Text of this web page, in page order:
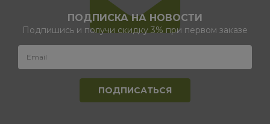
ПОДПИСКА НА НОВОСТИ
Подпишись и получи скидку 3% при первом заказе